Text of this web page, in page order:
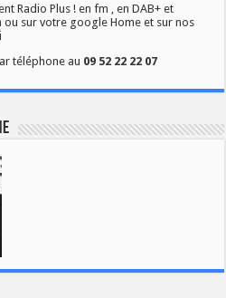
Radio Plus ! en fm , en DAB+ et
sur votre google Home et sur nos
téléphone au 09 52 22 22 07